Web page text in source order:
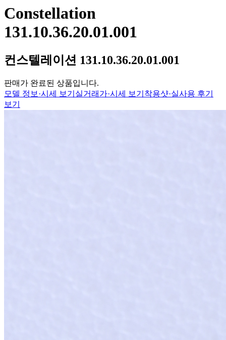
Constellation
131.10.36.20.01.001
컨스텔레이션 131.10.36.20.01.001
판매가 완료된 상품입니다.
모델 정보·시세 보기 실거래가·시세 보기 착용샷·실사용 후기
보기